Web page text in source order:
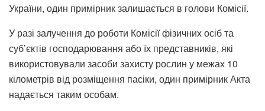
України, один примірник залишається в голови Комісії.
У разі залучення до роботи Комісії фізичних осіб та
суб’єктів господарювання або їх представників, які
використовували засоби захисту рослин у межах 10
кілометрів від розміщення пасіки, один примірник Акта
надається таким особам.